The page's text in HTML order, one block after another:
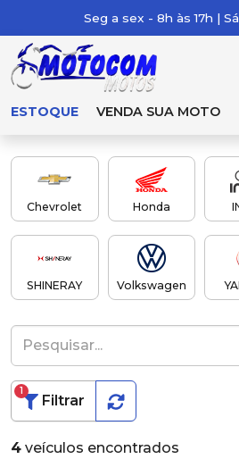
Seg a sex - 8h às 17h |
ESTOQUE VENDA SUA MOTO
Chevrolet Honda
SHINERAY Volkswagen
Filtrar
1
4 veículos encontrados